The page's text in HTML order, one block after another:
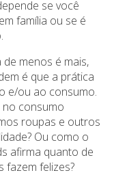
se você
família ou se é
menos é mais,
é que a prática
e/ou ao consumo.
no consumo
roupas e outros
Ou como o
afirma quanto de
fazem felizes?